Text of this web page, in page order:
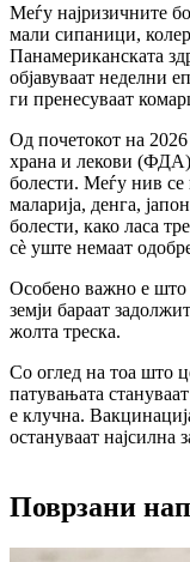
Меѓу најризичните
мали сипаници,
Панамериканската
објавуваат неделни
ги пренесуваат
Од почетокот на
храна и лекови
болести. Меѓу нив
маларија, денга,
болести, како ласa
сè уште немаат
Особено важно е што
жолта треска.
Со оглед на тоа што
патувањата
е клучна.
остануваат најсилна
Поврзани